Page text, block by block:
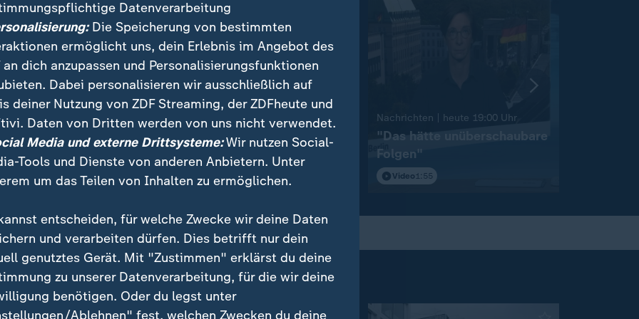
| heute 19:00 Uhr
dauern an
Nachrichten | heute 19:00 Uhr
Lebenslange Haft nach
Anschlag
Nachrichten | heute 19:00 Uhr:
"Das hätte unüberschaubare
Folgen"
Video 1:55
Datenverarbeitung
Die Speicherung von bestimmten
ermöglicht uns, dein Erlebnis im Angebot des
an dich anzupassen und Personalisierungsfunktionen
Dabei personalisieren wir ausschließlich auf
deiner Nutzung von ZDF Streaming, der ZDFheute und
Daten von Dritten werden von uns nicht verwendet.
Media und externe Drittsysteme:Wir nutzen Social-
Tools und Dienste von anderen Anbietern. Unter
um das Teilen von Inhalten zu ermöglichen.
entscheiden, für welche Zwecke wir deine Daten
und verarbeiten dürfen. Dies betrifft nur dein
genutztes Gerät. Mit "Zustimmen" erklärst du deine
zu unserer Datenverarbeitung, für die wir deine
benötigen. Oder du legst unter
Ablehnen" fest, welchen Zwecken du deine